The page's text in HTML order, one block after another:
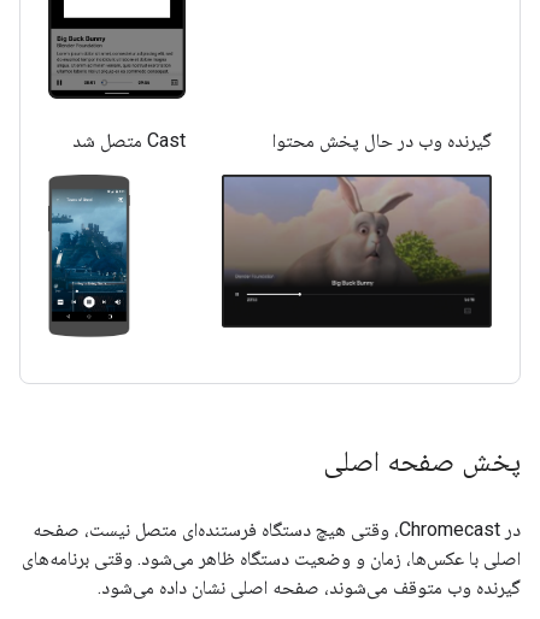
Cast متصل شد گیرنده وب در حال پخش محتوا
پخش صفحه اصلی
در Chromecast، وقتی هیچ دستگاه فرستنده‌ای متصل نیست، صفحه
اصلی با عکس‌ها، زمان و وضعیت دستگاه ظاهر می‌شود. وقتی برنامه‌های
گیرنده وب متوقف می‌شوند، صفحه اصلی نشان داده می‌شود.